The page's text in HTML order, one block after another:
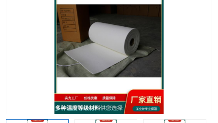
硅酸铝保温棉 硅酸铝板